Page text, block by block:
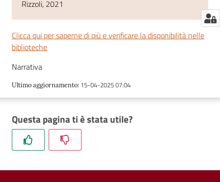
Rizzoli, 2021
Clicca qui per saperne di più e verificare la disponibilità nelle
biblioteche
Narrativa
Ultimo aggiornamento: 15-04-2025 07:04
Questa pagina ti è stata utile?